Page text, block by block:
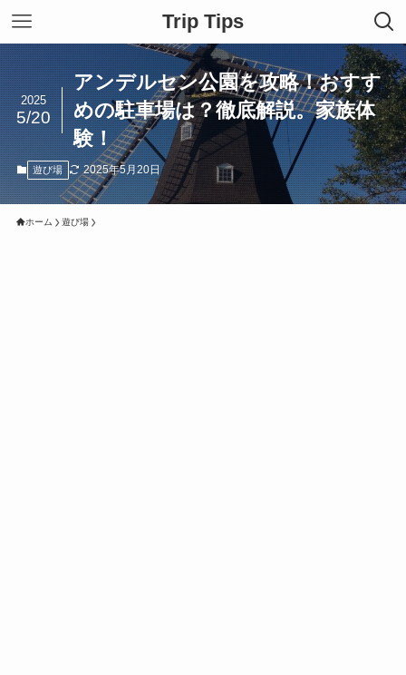
Trip Tips
アンデルセン公園を攻略！おすす
めの駐車場は？徹底解説。家族体
験！
2025
5/20
遊び場 2025年5月20日
ホーム 遊び場